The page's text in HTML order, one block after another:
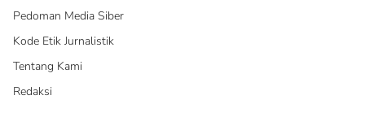
Pedoman Media Siber
Kode Etik Jurnalistik
Tentang Kami
Redaksi